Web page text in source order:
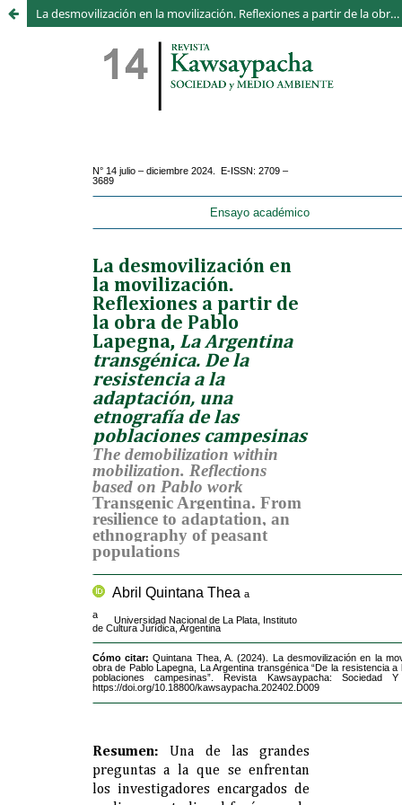
La desmovilización en la movilización. Reflexiones a partir de la obra de Pablo Lapegna, La Argentina transgénica “De la resistencia a la adaptación, una etnografía de las poblaciones campesinas”